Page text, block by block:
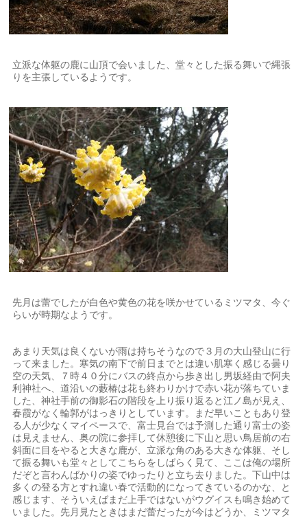
立派な体躯の鹿に山頂で会いました、堂々とした振る舞いで縄張
りを主張しているようです。
先月は蕾でしたが白色や黄色の花を咲かせているミツマタ、今ぐ
らいが時期なようです。
あまり天気は良くないが雨は持ちそうなので３月の大山登山に行
って来ました。寒気の南下で前日までとは違い肌寒く感じる曇り
空の天気、７時４０分にバスの終点から歩き出し男坂経由で阿夫
利神社へ、道沿いの藪椿は花も終わりかけで赤い花が落ちていま
した、神社手前の御影石の階段を上り振り返ると江ノ島が見え、
春霞がなく輪郭がはっきりとしています。まだ早いこともあり登
る人が少なくマイペースで、富士見台では予測した通り富士の姿
は見えません、奥の院に参拝して休憩後に下山と思い鳥居前の右
斜面に目をやると大きな鹿が、立派な角のある大きな体躯、そし
て振る舞いも堂々としてこちらをしばらく見て、ここは俺の場所
だぞと言わんばかりの姿でゆったりと立ち去りました。下山中は
多くの登る方とすれ違い春で活動的になってきているのかな、と
感じます、そういえばまだ上手ではないがウグイスも鳴き始めて
いました。先月見たときはまだ蕾だったが今はどうか、ミツマタ